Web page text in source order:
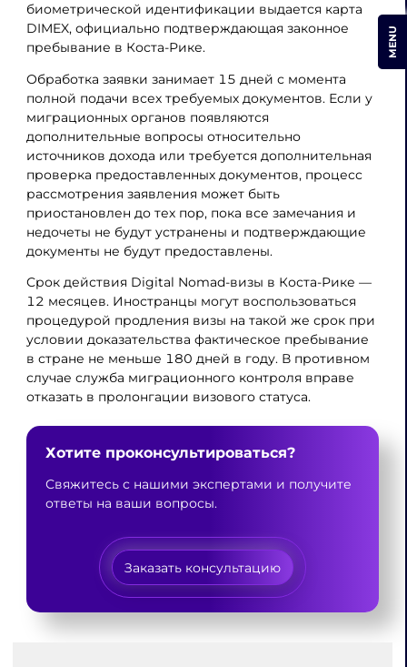
биометрической идентификации выдается карта
DIMEX, официально подтверждающая законное
пребывание в Коста-Рике.
Обработка заявки занимает 15 дней с момента
полной подачи всех требуемых документов. Если у
миграционных органов появляются
дополнительные вопросы относительно
источников дохода или требуется дополнительная
проверка предоставленных документов, процесс
рассмотрения заявления может быть
приостановлен до тех пор, пока все замечания и
недочеты не будут устранены и подтверждающие
документы не будут предоставлены.
Срок действия Digital Nomad-визы в Коста-Рике —
12 месяцев. Иностранцы могут воспользоваться
процедурой продления визы на такой же срок при
условии доказательства фактическое пребывание
в стране не меньше 180 дней в году. В противном
случае служба миграционного контроля вправе
отказать в пролонгации визового статуса.
Хотите проконсультироваться?
Свяжитесь с нашими экспертами и получите
ответы на ваши вопросы.
Заказать консультацию
MENU